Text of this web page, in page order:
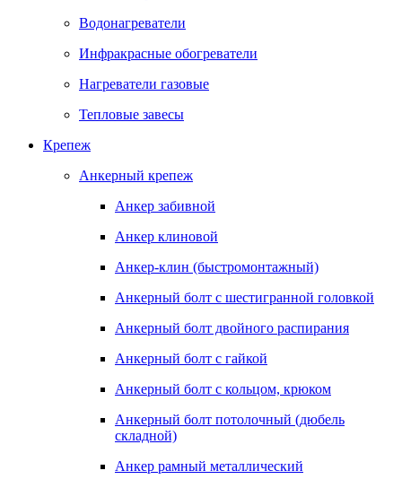
Водонагреватели
Инфракрасные обогреватели
Нагреватели газовые
Тепловые завесы
Крепеж
Анкерный крепеж
Анкер забивной
Анкер клиновой
Анкер-клин (быстромонтажный)
Анкерный болт с шестигранной головкой
Анкерный болт двойного распирания
Анкерный болт с гайкой
Анкерный болт с кольцом, крюком
Анкерный болт потолочный (дюбель
складной)
Анкер рамный металлический